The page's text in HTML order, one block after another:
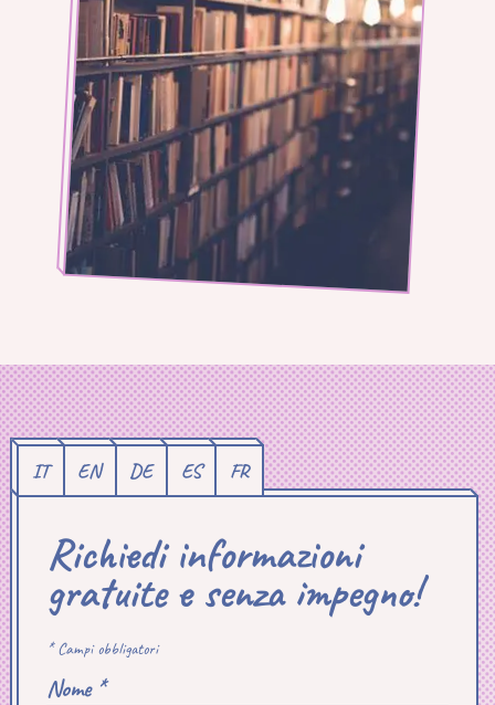
IT EN DE ES FR
Richiedi informazioni
gratuite e senza impegno!
* Campi obbligatori
Nome *